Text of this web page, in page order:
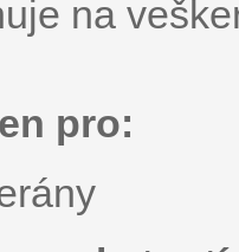
na
pro: